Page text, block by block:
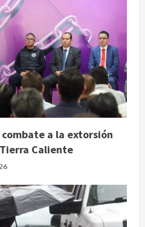
a la extorsión
Caliente